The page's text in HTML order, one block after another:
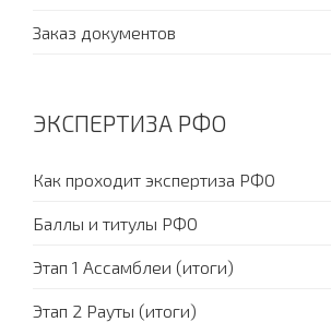
Заказ документов
ЭКСПЕРТИЗА РФО
Как проходит экспертиза РФО
Баллы и титулы РФО
Этап 1 Ассамблеи (итоги)
Этап 2 Рауты (итоги)